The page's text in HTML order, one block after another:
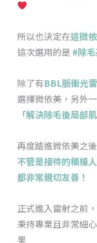
所以也決定在這微
這次選用的是 #除
除了有BBL脈衝光
選擇微依美，另外
「解決除毛後局部
再度踏進微依美之
不管是接待的櫃檯
都非常親切友善！
正式進入雷射之前
秉持專業且非常細
果